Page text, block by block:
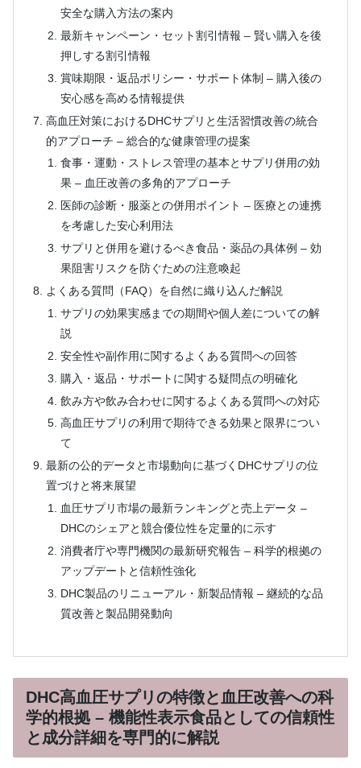
安全な購入方法の案内
最新キャンペーン・セット割引情報 – 賢い購入を後
押しする割引情報
賞味期限・返品ポリシー・サポート体制 – 購入後の
安心感を高める情報提供
高血圧対策におけるDHCサプリと生活習慣改善の統合
的アプローチ – 総合的な健康管理の提案
食事・運動・ストレス管理の基本とサプリ併用の効
果 – 血圧改善の多角的アプローチ
医師の診断・服薬との併用ポイント – 医療との連携
を考慮した安心利用法
サプリと併用を避けるべき食品・薬品の具体例 – 効
果阻害リスクを防ぐための注意喚起
よくある質問（FAQ）を自然に織り込んだ解説
サプリの効果実感までの期間や個人差についての解
説
安全性や副作用に関するよくある質問への回答
購入・返品・サポートに関する疑問点の明確化
飲み方や飲み合わせに関するよくある質問への対応
高血圧サプリの利用で期待できる効果と限界につい
て
最新の公的データと市場動向に基づくDHCサプリの位
置づけと将来展望
血圧サプリ市場の最新ランキングと売上データ –
DHCのシェアと競合優位性を定量的に示す
消費者庁や専門機関の最新研究報告 – 科学的根拠の
アップデートと信頼性強化
DHC製品のリニューアル・新製品情報 – 継続的な品
質改善と製品開発動向
DHC高血圧サプリの特徴と血圧改善への科
学的根拠 – 機能性表示食品としての信頼性
と成分詳細を専門的に解説